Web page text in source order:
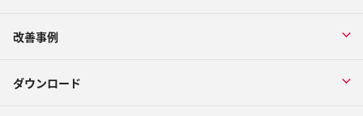
改善事例
ダウンロード